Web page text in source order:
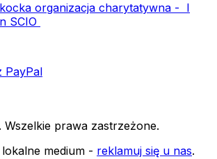
organizacja charytatywna - I
SCIO
PayPal
. Wszelkie prawa zastrzeżone.
medium - reklamuj się u nas.